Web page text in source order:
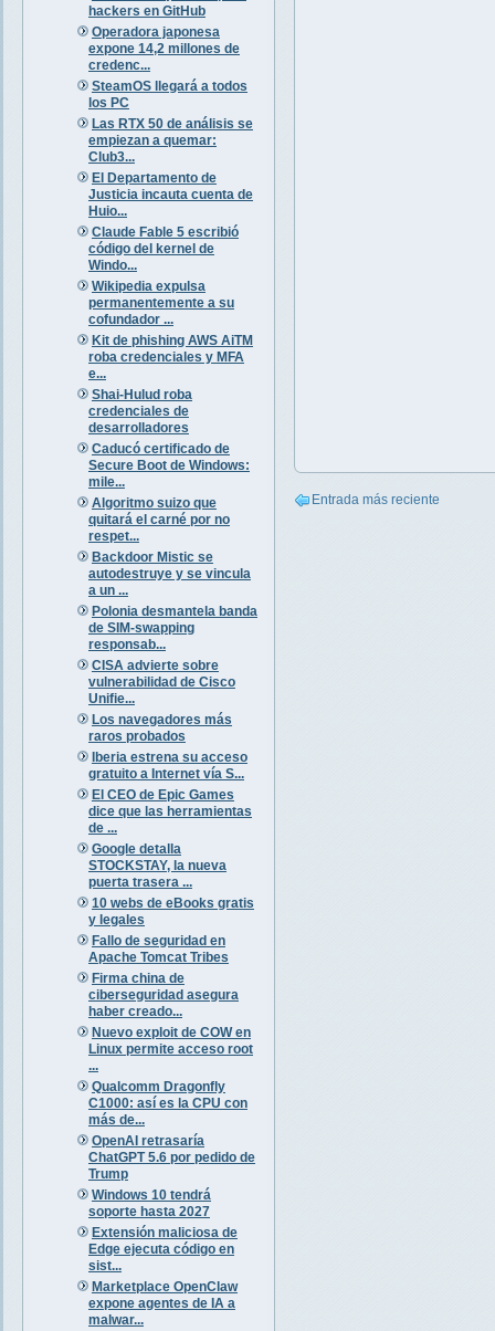
hackers en GitHub
Operadora japonesa
expone 14,2 millones de
credenc...
SteamOS llegará a todos
los PC
Las RTX 50 de análisis se
empiezan a quemar:
Club3...
El Departamento de
Justicia incauta cuenta de
Huio...
Claude Fable 5 escribió
código del kernel de
Windo...
Wikipedia expulsa
permanentemente a su
cofundador ...
Kit de phishing AWS AiTM
roba credenciales y MFA
e...
Shai-Hulud roba
credenciales de
desarrolladores
Caducó certificado de
Secure Boot de Windows:
mile...
Algoritmo suizo que
quitará el carné por no
respet...
Backdoor Mistic se
autodestruye y se vincula
a un ...
Polonia desmantela banda
de SIM-swapping
responsab...
CISA advierte sobre
vulnerabilidad de Cisco
Unifie...
Los navegadores más
raros probados
Iberia estrena su acceso
gratuito a Internet vía S...
El CEO de Epic Games
dice que las herramientas
de ...
Google detalla
STOCKSTAY, la nueva
puerta trasera ...
10 webs de eBooks gratis
y legales
Fallo de seguridad en
Apache Tomcat Tribes
Firma china de
ciberseguridad asegura
haber creado...
Nuevo exploit de COW en
Linux permite acceso root
...
Qualcomm Dragonfly
C1000: así es la CPU con
más de...
OpenAI retrasaría
ChatGPT 5.6 por pedido de
Trump
Windows 10 tendrá
soporte hasta 2027
Extensión maliciosa de
Edge ejecuta código en
sist...
Marketplace OpenClaw
expone agentes de IA a
malwar...
Entrada más reciente